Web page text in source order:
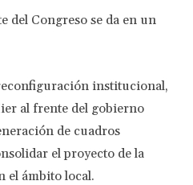
del Congreso se da en un
institucional,
al frente del gobierno
de cuadros
el proyecto de la
el ámbito local.